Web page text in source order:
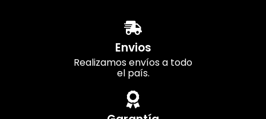
Envios
Realizamos envíos a todo
el país.